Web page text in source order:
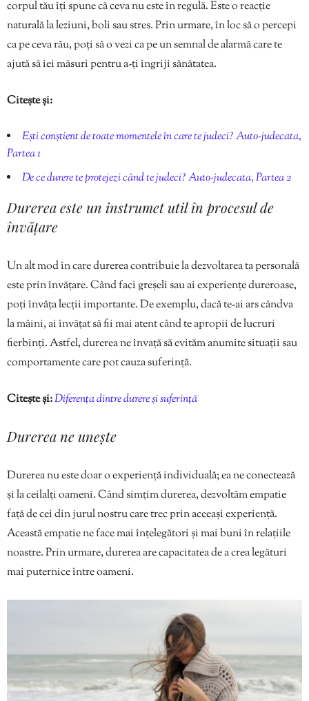
corpul tău îți spune că ceva nu este în regulă. Este o reacție
naturală la leziuni, boli sau stres. Prin urmare, în loc să o percepi
ca pe ceva rău, poți să o vezi ca pe un semnal de alarmă care te
ajută să iei măsuri pentru a-ți îngriji sănătatea.
Citește și:
Ești conștient de toate momentele în care te judeci? Auto-judecata,
Partea 1
De ce durere te protejezi când te judeci? Auto-judecata, Partea 2
Durerea este un instrumet util în procesul de
învățare
Un alt mod în care durerea contribuie la dezvoltarea ta personală
este prin învățare. Când faci greșeli sau ai experiențe dureroase,
poți învăța lecții importante. De exemplu, dacă te-ai ars cândva
la mâini, ai învățat să fii mai atent când te apropii de lucruri
fierbinți. Astfel, durerea ne învață să evităm anumite situații sau
comportamente care pot cauza suferință.
Citește și:Diferența dintre durere și suferință
Durerea ne unește
Durerea nu este doar o experiență individuală; ea ne conectează
și la ceilalți oameni. Când simțim durerea, dezvoltăm empatie
față de cei din jurul nostru care trec prin aceeași experiență.
Această empatie ne face mai înțelegători și mai buni în relațiile
noastre. Prin urmare, durerea are capacitatea de a crea legături
mai puternice între oameni.